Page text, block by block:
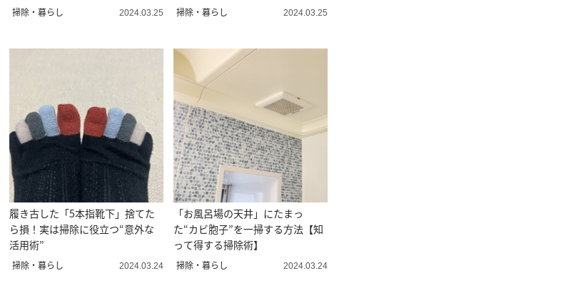
掃除・暮らし 2024.03.25 掃除・暮らし 2024.03.25
履き古した「5本指靴下」捨てた
ら損！実は掃除に役立つ“意外な
活用術”
掃除・暮らし 2024.03.24
「お風呂場の天井」にたまっ
た“カビ胞子”を一掃する方法【知
って得する掃除術】
掃除・暮らし 2024.03.24